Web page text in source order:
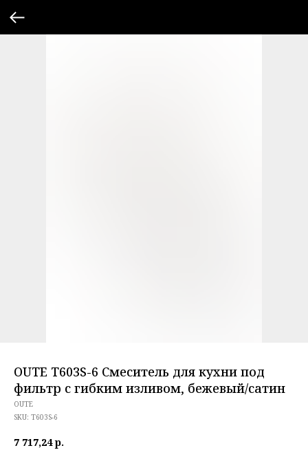
OUTE T603S-6 Смеситель для кухни под
фильтр с гибким изливом, бежевый/сатин
OUTE
SKU: T603S-6
7 717,24 р.